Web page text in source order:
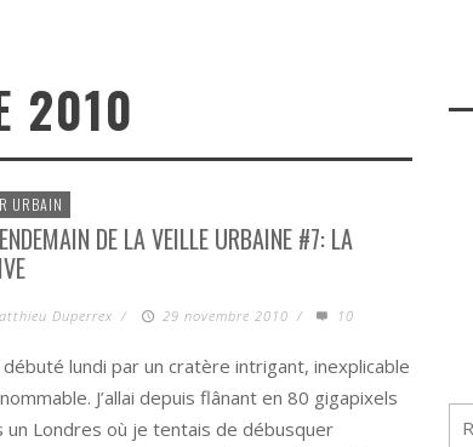
2010
URBAIN
DE LA VEILLE URBAINE #7: LA
Duperrex / 29 novembre 2010 / 10
débuté lundi par un cratère intrigant, inexplicable
J’allai depuis flânant en 80 gigapixels
un Londres où je tentais de débusquer